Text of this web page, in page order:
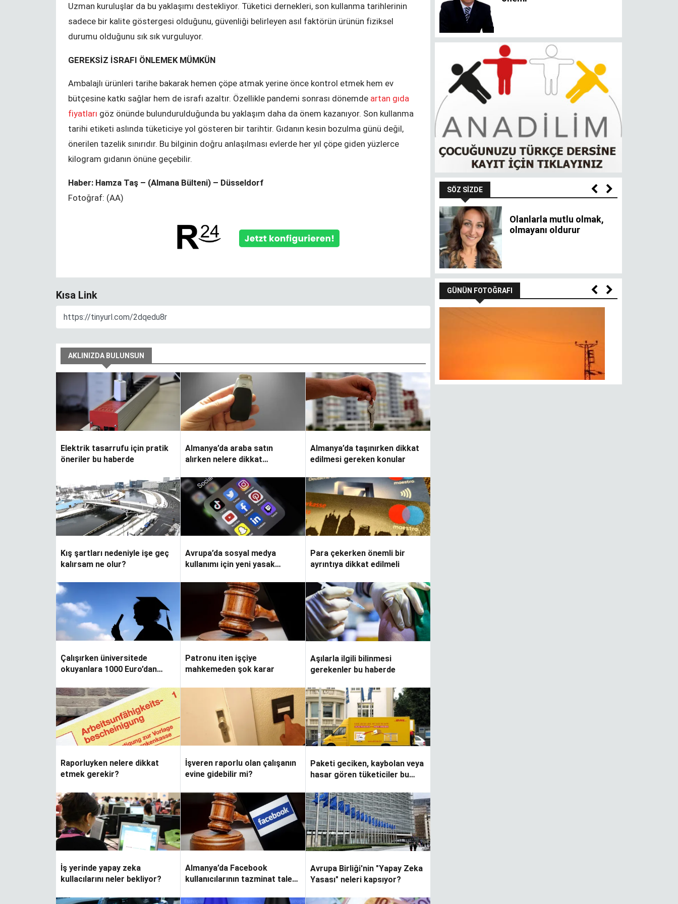
Uzman kuruluşlar da bu yaklaşımı destekliyor. Tüketici dernekleri, son kullanma tarihlerinin
sadece bir kalite göstergesi olduğunu, güvenliği belirleyen asıl faktörün ürünün fiziksel
durumu olduğunu sık sık vurguluyor.
GEREKSİZ İSRAFI ÖNLEMEK MÜMKÜN
Ambalajlı ürünleri tarihe bakarak hemen çöpe atmak yerine önce kontrol etmek hem ev
bütçesine katkı sağlar hem de israfı azaltır. Özellikle pandemi sonrası dönemde artan gıda
fiyatları göz önünde bulundurulduğunda bu yaklaşım daha da önem kazanıyor. Son kullanma
tarihi etiketi aslında tüketiciye yol gösteren bir tarihtir. Gıdanın kesin bozulma günü değil,
önerilen tazelik sınırıdır. Bu bilginin doğru anlaşılması evlerde her yıl çöpe giden yüzlerce
kilogram gıdanın önüne geçebilir.
Haber: Hamza Taş – (Almana Bülteni) – Düsseldorf
Fotoğraf: (AA)
Kısa Link
AKLINIZDA BULUNSUN
Elektrik tasarrufu için pratik
öneriler bu haberde
Almanya’da araba satın
alırken nelere dikkat
Almanya’da taşınırken dikkat
edilmesi gereken konular
Kış şartları nedeniyle işe geç
kalırsam ne olur?
Avrupa’da sosyal medya
kullanımı için yeni yasak
Para çekerken önemli bir
ayrıntıya dikkat edilmeli
Çalışırken üniversitede
okuyanlara 1000 Euro’dan
Patronu iten işçiye
mahkemeden şok karar
Aşılarla ilgili bilinmesi
gerekenler bu haberde
Raporluyken nelere dikkat
etmek gerekir?
İşveren raporlu olan çalışanın
evine gidebilir mi?
Paketi geciken, kaybolan veya
hasar gören tüketiciler bu
İş yerinde yapay zeka
kullacılarını neler bekliyor?
Almanya’da Facebook
kullanıcılarının tazminat talebi
Avrupa Birliği'nin "Yapay Zeka
Yasası" neleri kapsıyor?
SÖZ SIZDE
veremiyorsan, ilham
olmayanı oldurur
GÜNÜN FOTOĞRAFI
Yapraklar terkedince
Fındıkların keyfi